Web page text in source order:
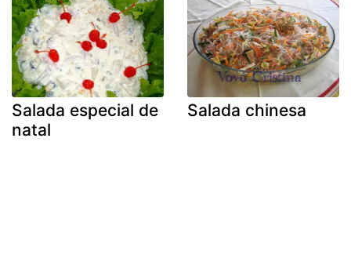
Salada especial de
natal
Salada chinesa